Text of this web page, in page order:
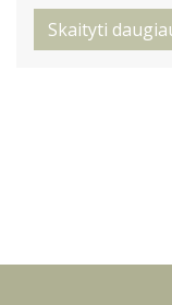
Skaityti